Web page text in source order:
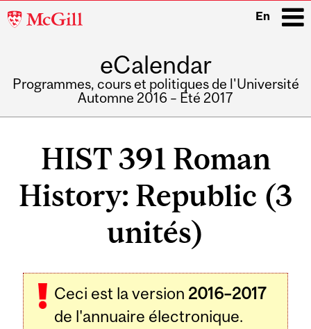
McGill
En
eCalendar
Programmes, cours et politiques de l'Université
Automne 2016 – Été 2017
HIST 391 Roman
History: Republic (3
unités)
Ceci est la version 2016–2017
de l'annuaire électronique.